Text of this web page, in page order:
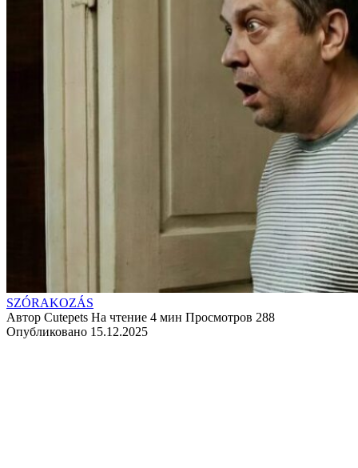
SZÓRAKOZÁS
Автор Cutepets На чтение 4 мин Просмотров 288
Опубликовано 15.12.2025